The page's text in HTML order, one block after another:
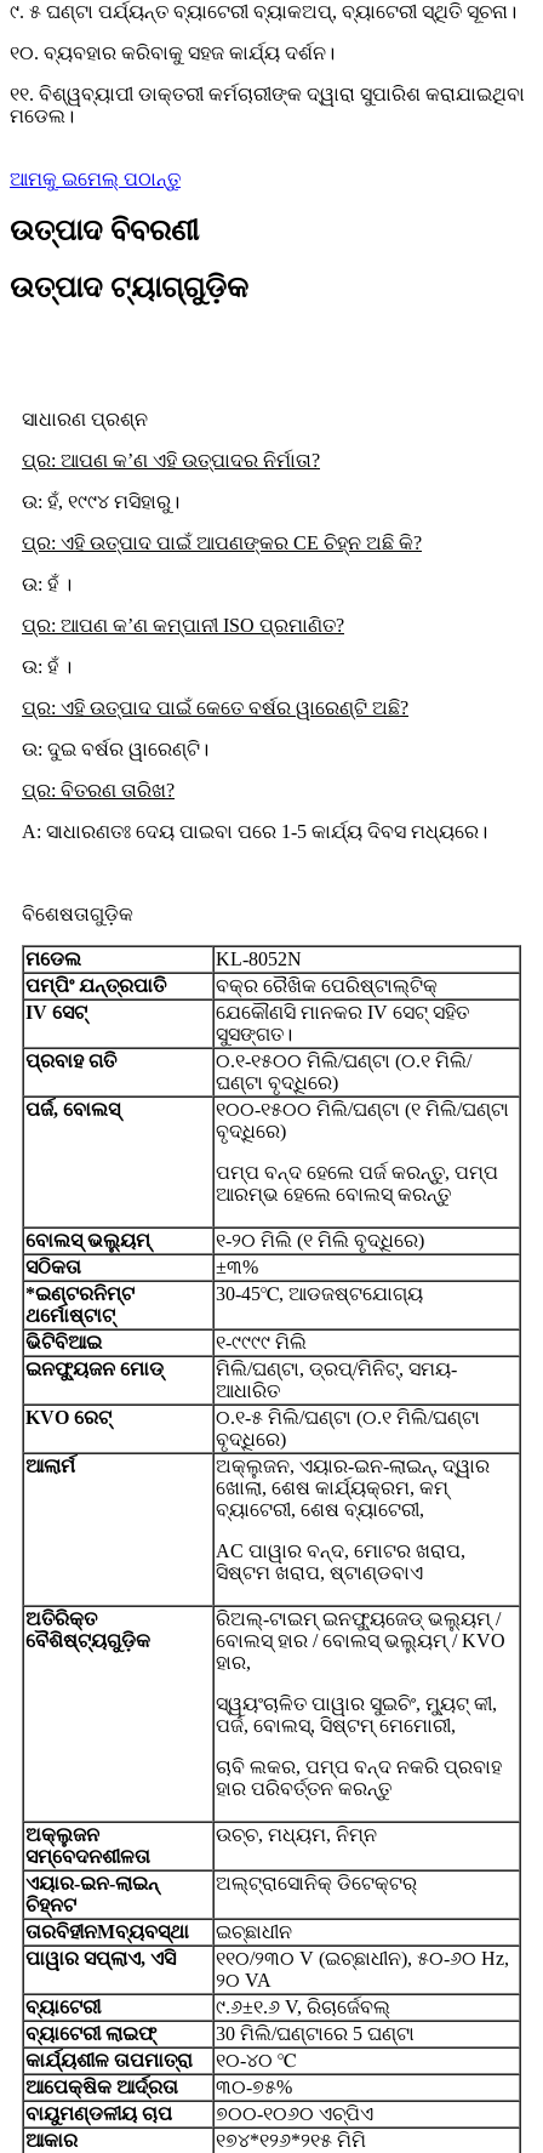
୯. ୫ ଘଣ୍ଟା ପର୍ଯ୍ୟନ୍ତ ବ୍ୟାଟେରୀ ବ୍ୟାକଅପ୍, ବ୍ୟାଟେରୀ ସ୍ଥିତି ସୂଚନା।
୧୦. ବ୍ୟବହାର କରିବାକୁ ସହଜ କାର୍ଯ୍ୟ ଦର୍ଶନ।
୧୧. ବିଶ୍ୱବ୍ୟାପୀ ଡାକ୍ତରୀ କର୍ମଚାରୀଙ୍କ ଦ୍ୱାରା ସୁପାରିଶ କରାଯାଇଥିବା
ମଡେଲ।
ଆମକୁ ଇମେଲ୍ ପଠାନ୍ତୁ
ଉତ୍ପାଦ ବିବରଣୀ
ଉତ୍ପାଦ ଟ୍ୟାଗ୍‌ଗୁଡ଼ିକ
ସାଧାରଣ ପ୍ରଶ୍ନ
ପ୍ର: ଆପଣ କ’ଣ ଏହି ଉତ୍ପାଦର ନିର୍ମାତା?
ଉ: ହଁ, ୧୯୯୪ ମସିହାରୁ।
ପ୍ର: ଏହି ଉତ୍ପାଦ ପାଇଁ ଆପଣଙ୍କର CE ଚିହ୍ନ ଅଛି କି?
ଉ: ହଁ ।
ପ୍ର: ଆପଣ କ’ଣ କମ୍ପାନୀ ISO ପ୍ରମାଣିତ?
ଉ: ହଁ ।
ପ୍ର: ଏହି ଉତ୍ପାଦ ପାଇଁ କେତେ ବର୍ଷର ୱାରେଣ୍ଟି ଅଛି?
ଉ: ଦୁଇ ବର୍ଷର ୱାରେଣ୍ଟି।
ପ୍ର: ବିତରଣ ତାରିଖ?
A: ସାଧାରଣତଃ ଦେୟ ପାଇବା ପରେ 1-5 କାର୍ଯ୍ୟ ଦିବସ ମଧ୍ୟରେ।
ବିଶେଷତାଗୁଡ଼ିକ
ମଡେଲ
KL-8052N
ପମ୍ପିଂ ଯନ୍ତ୍ରପାତି
ବକ୍ର ରୈଖିକ ପେରିଷ୍ଟାଲ୍ଟିକ୍
IV ସେଟ୍
ଯେକୌଣସି ମାନକର IV ସେଟ୍ ସହିତ
ସୁସଙ୍ଗତ।
ପ୍ରବାହ ଗତି
୦.୧-୧୫୦୦ ମିଲି/ଘଣ୍ଟା (୦.୧ ମିଲି/
ଘଣ୍ଟା ବୃଦ୍ଧିରେ)
ପର୍ଜ, ବୋଲସ୍
୧୦୦-୧୫୦୦ ମିଲି/ଘଣ୍ଟା (୧ ମିଲି/ଘଣ୍ଟା
ବୃଦ୍ଧିରେ)
ପମ୍ପ ବନ୍ଦ ହେଲେ ପର୍ଜ କରନ୍ତୁ, ପମ୍ପ
ଆରମ୍ଭ ହେଲେ ବୋଲସ୍ କରନ୍ତୁ
ବୋଲସ୍ ଭଲ୍ୟୁମ୍
୧-୨୦ ମିଲି (୧ ମିଲି ବୃଦ୍ଧିରେ)
ସଠିକତା
±୩%
*ଇଣ୍ଟରନିମ୍ଟ
ଥର୍ମୋଷ୍ଟାଟ୍
30-45℃, ଆଡଜଷ୍ଟଯୋଗ୍ୟ
ଭିଟିବିଆଇ
୧-୯୯୯୯ ମିଲି
ଇନଫ୍ୟୁଜନ ମୋଡ୍
ମିଲି/ଘଣ୍ଟା, ଡ୍ରପ୍/ମିନିଟ୍, ସମୟ-
ଆଧାରିତ
KVO ରେଟ୍
୦.୧-୫ ମିଲି/ଘଣ୍ଟା (୦.୧ ମିଲି/ଘଣ୍ଟା
ବୃଦ୍ଧିରେ)
ଆଲାର୍ମ
ଅକ୍ଲୁଜନ, ଏୟାର-ଇନ-ଲାଇନ୍, ଦ୍ୱାର
ଖୋଲା, ଶେଷ କାର୍ଯ୍ୟକ୍ରମ, କମ୍
ବ୍ୟାଟେରୀ, ଶେଷ ବ୍ୟାଟେରୀ,
AC ପାୱାର ବନ୍ଦ, ମୋଟର ଖରାପ,
ସିଷ୍ଟମ ଖରାପ, ଷ୍ଟାଣ୍ଡବାଏ
ଅତିରିକ୍ତ
ବୈଶିଷ୍ଟ୍ୟଗୁଡ଼ିକ
ରିଅଲ୍-ଟାଇମ୍ ଇନଫ୍ୟୁଜେଡ୍ ଭଲ୍ୟୁମ୍ /
ବୋଲସ୍ ହାର / ବୋଲସ୍ ଭଲ୍ୟୁମ୍ / KVO
ହାର,
ସ୍ୱୟଂଚାଳିତ ପାୱାର ସୁଇଚିଂ, ମ୍ୟୁଟ୍ କୀ,
ପର୍ଜ, ବୋଲସ୍, ସିଷ୍ଟମ୍ ମେମୋରୀ,
ଚାବି ଲକର, ପମ୍ପ ବନ୍ଦ ନକରି ପ୍ରବାହ
ହାର ପରିବର୍ତ୍ତନ କରନ୍ତୁ
ଅକ୍ଲୁଜନ
ସମ୍ବେଦନଶୀଳତା
ଉଚ୍ଚ, ମଧ୍ୟମ, ନିମ୍ନ
ଏୟାର-ଇନ-ଲାଇନ୍
ଚିହ୍ନଟ
ଅଲ୍ଟ୍ରାସୋନିକ୍ ଡିଟେକ୍ଟର୍
ତାରବିହୀନMବ୍ୟବସ୍ଥା
ଇଚ୍ଛାଧୀନ
ପାୱାର ସପ୍ଲାଏ, ଏସି
୧୧୦/୨୩୦ V (ଇଚ୍ଛାଧୀନ), ୫୦-୬୦ Hz,
୨୦ VA
ବ୍ୟାଟେରୀ
୯.୬±୧.୬ V, ରିଚାର୍ଜେବଲ୍
ବ୍ୟାଟେରୀ ଲାଇଫ୍
30 ମିଲି/ଘଣ୍ଟାରେ 5 ଘଣ୍ଟା
କାର୍ଯ୍ୟଶୀଳ ତାପମାତ୍ରା
୧୦-୪୦ ℃
ଆପେକ୍ଷିକ ଆର୍ଦ୍ରତା
୩୦-୭୫%
ବାୟୁମଣ୍ଡଳୀୟ ଚାପ
୭୦୦-୧୦୬୦ ଏଚ୍‌ପିଏ
ଆକାର
୧୭୪*୧୨୬*୨୧୫ ମିମି